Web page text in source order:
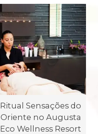
Ritual Sensações do
Oriente no Augusta
Eco Wellness Resort